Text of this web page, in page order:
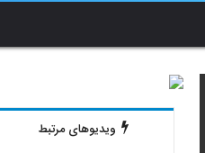
ویدیوهای مرتبط